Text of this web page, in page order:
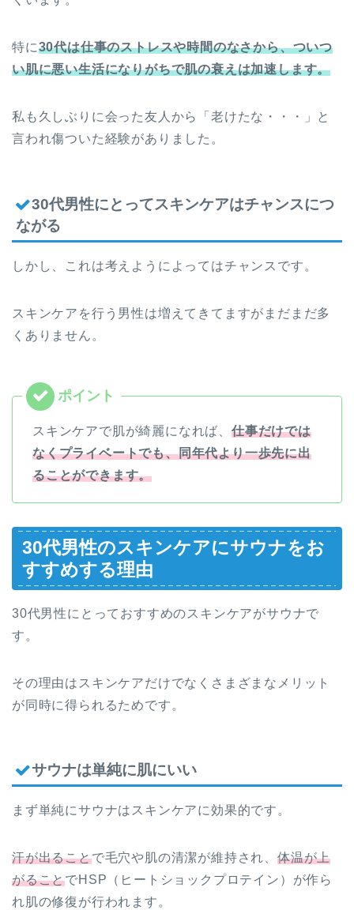
特に30代は仕事のストレスや時間のなさから、ついつ
い肌に悪い生活になりがちで肌の衰えは加速します。
私も久しぶりに会った友人から「老けたな・・・」と
言われ傷ついた経験がありました。
30代男性にとってスキンケアはチャンスにつ
ながる
しかし、これは考えようによってはチャンスです。
スキンケアを行う男性は増えてきてますがまだまだ多
くありません。
スキンケアで肌が綺麗になれば、 仕事だけでは
なくプライベートでも、同年代より一歩先に出
ることができます。
30代男性のスキンケアにサウナをお
すすめする理由
30代男性にとっておすすめのスキンケアがサウナで
す。
その理由はスキンケアだけでなくさまざまなメリット
が同時に得られるためです。
サウナは単純に肌にいい
まず単純にサウナはスキンケアに効果的です。
汗が出ることで毛穴や肌の清潔が維持され、体温が上
がることでHSP（ヒートショックプロテイン）が作ら
れ肌の修復が行われます。